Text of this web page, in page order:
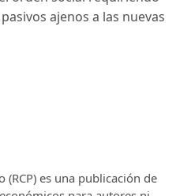
ajenos a las nuevas
(RCP) es una publicación de